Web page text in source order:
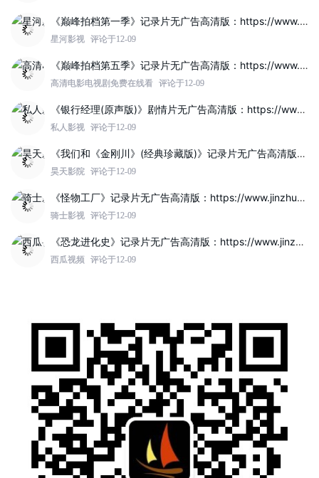
《巅峰拍档第一季》记录片无广告高清版：https://www.jinzhuqq.com/dyvideo/117821.html
星河影视 评论于12-09
《巅峰拍档第五季》记录片无广告高清版：https://www.jinzhuqq.com/dyvideo/117820.html
高清电影电视剧免费在线看 评论于12-09
《银行经理(原声版)》剧情片无广告高清版：https://www.jinzhuqq.com/dyvideo/117814.html
私人影视 评论于12-09
《我们和《金刚川》(经典珍藏版)》记录片无广告高清版：https://www.jinzhuqq.com/dyvideo/117808.html
昊天影院 评论于12-09
《怪物工厂》记录片无广告高清版：https://www.jinzhuqq.com/dyvideo/117807.html
骑士影视 评论于12-09
《恐龙进化史》记录片无广告高清版：https://www.jinzhuqq.com/dyvideo/117802.html
西瓜视频 评论于12-09